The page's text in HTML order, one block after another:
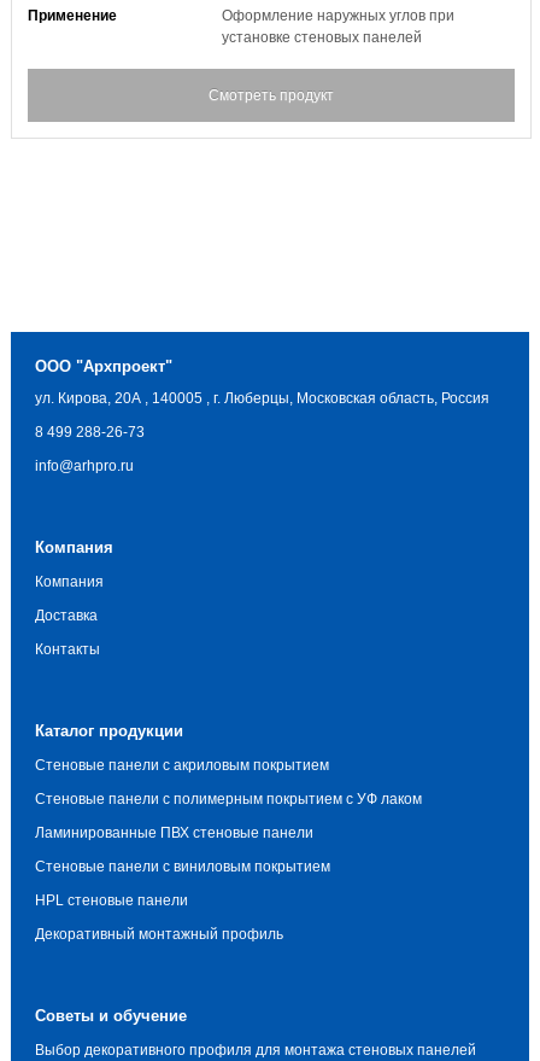
Применение
Оформление наружных углов при
установке стеновых панелей
Смотреть продукт
ООО "Архпроект"
ул. Кирова, 20А 140005
г. Люберцы, Московская область, Россия
8 499 288-26-73
info@arhpro.ru
Компания
Компания
Доставка
Контакты
Каталог продукции
Стеновые панели с акриловым покрытием
Стеновые панели с полимерным покрытием с УФ лаком
Ламинированные ПВХ стеновые панели
Стеновые панели с виниловым покрытием
HPL стеновые панели
Декоративный монтажный профиль
Советы и обучение
Выбор декоративного профиля для монтажа стеновых панелей